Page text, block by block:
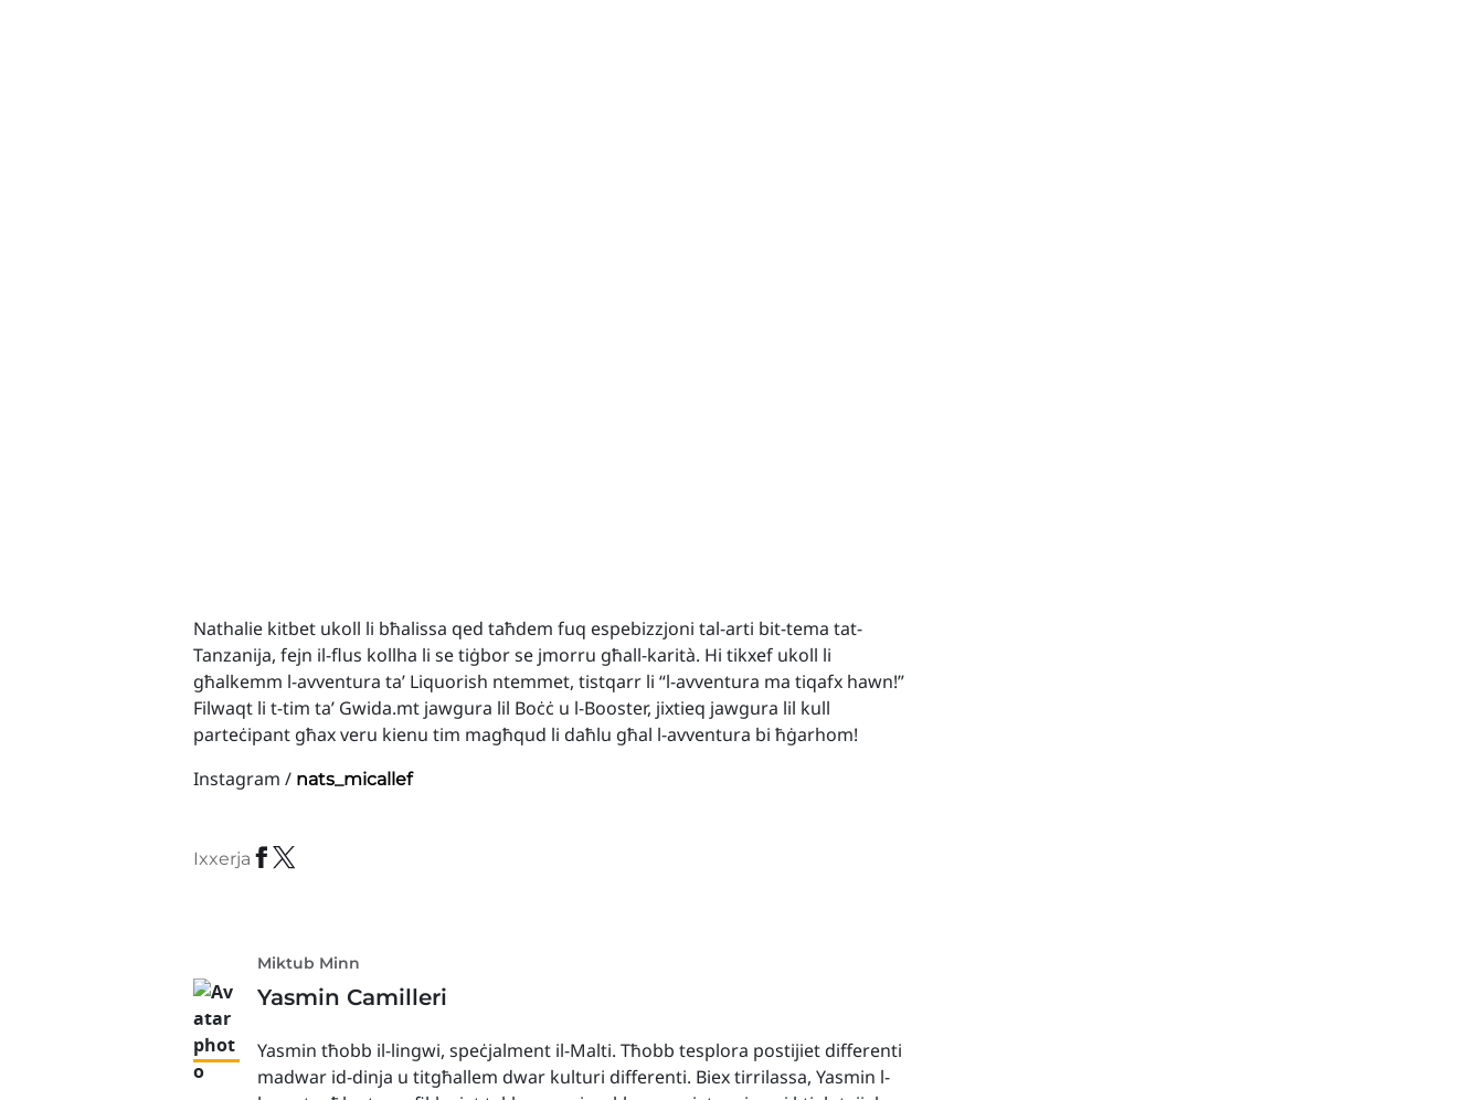
Nathalie kitbet ukoll li bħalissa qed taħdem fuq espebizzjoni tal-arti bit-tema tat-
Tanzanija, fejn il-flus kollha li se tiġbor se jmorru għall-karità. Hi tikxef ukoll li
għalkemm l-avventura ta’ Liquorish ntemmet, tistqarr li “l-avventura ma tiqafx hawn!”
Filwaqt li t-tim ta’ Gwida.mt jawgura lil Boċċ u l-Booster, jixtieq jawgura lil kull
parteċipant għax veru kienu tim magħqud li daħlu għal l-avventura bi ħġarhom!
Instagram / nats_micallef
Ixxerja
Miktub Minn
Yasmin Camilleri
Yasmin tħobb il-lingwi, speċjalment il-Malti. Tħobb tesplora postijiet differenti
madwar id-dinja u titgħallem dwar kulturi differenti. Biex tirrilassa, Yasmin l-